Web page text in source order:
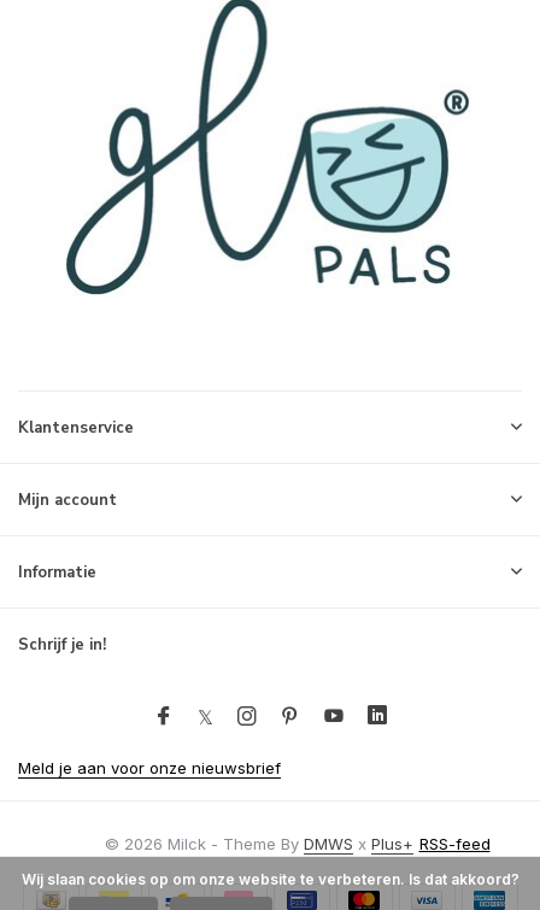
Klantenservice
Mijn account
Informatie
Schrijf je in!
Meld je aan voor onze nieuwsbrief
© 2026 Milck - Theme By DMWS x Plus+ RSS-feed
Wij slaan cookies op om onze website te verbeteren. Is dat akkoord?